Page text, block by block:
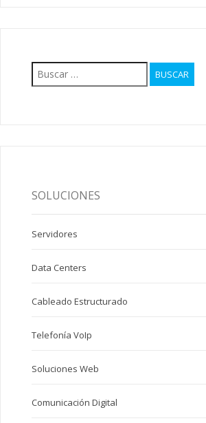
SOLUCIONES
Servidores
Data Centers
Cableado Estructurado
Telefonía VoIp
Soluciones Web
Comunicación Digital